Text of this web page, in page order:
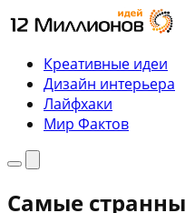
Перейти
к
содержимому
Креативные идеи
Дизайн интерьера
Лайфхаки
Мир Фактов
МенюПоиск
Самые